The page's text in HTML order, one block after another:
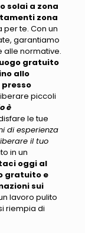
solai a zona
zona
per te. Con un
garantiamo
alle normative.
gratuito
allo
piccoli
è
le tue
di esperienza
il tuo
in un
oggi al
gratuito e
sui
lavoro pulito
riempia di